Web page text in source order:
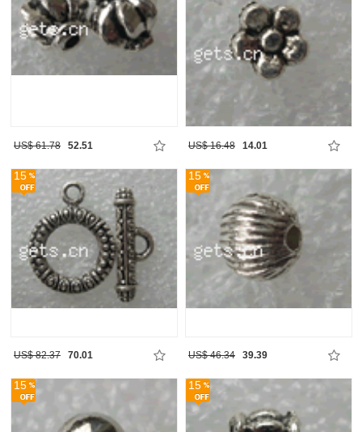
US$ 61.78 52.51 US$ 16.48 14.01
15
US$ 82.37 70.01
15
US$ 46.34 39.39
15 15